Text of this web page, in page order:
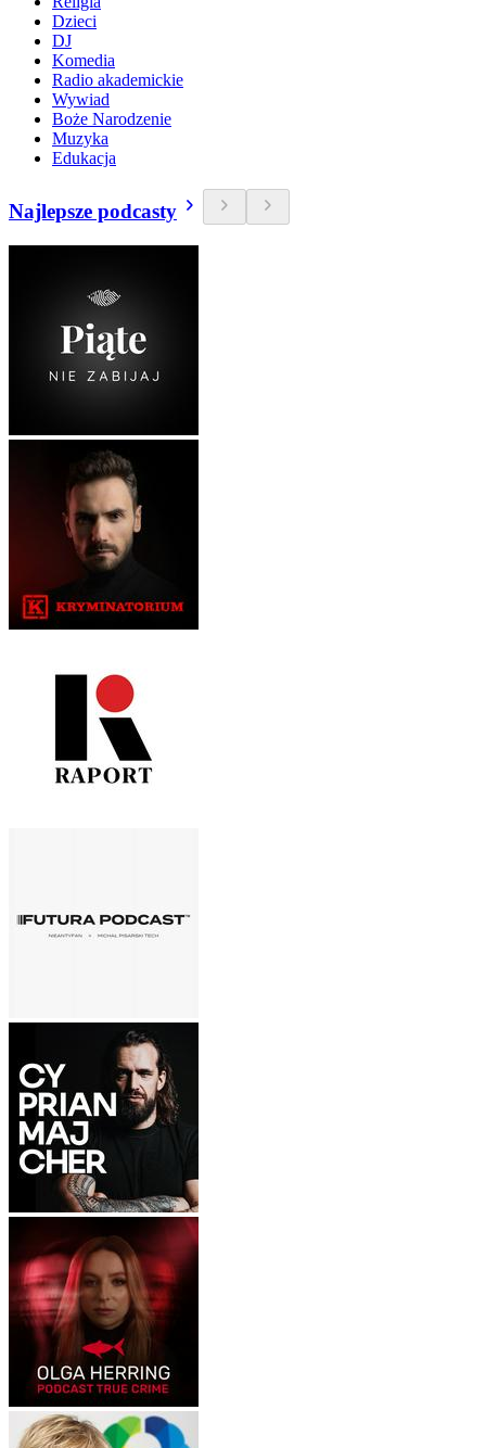
Dzieci
DJ
Komedia
Radio akademickie
Wywiad
Boże Narodzenie
Muzyka
Edukacja
Najlepsze podcasty